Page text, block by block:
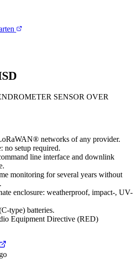
SENSOR OVER
networks of any provider.
no setup required.
line interface and downlink
monitoring for several years without
enclosure: weatherproof, impact-, UV-
type) batteries.
Equipment Directive (RED)